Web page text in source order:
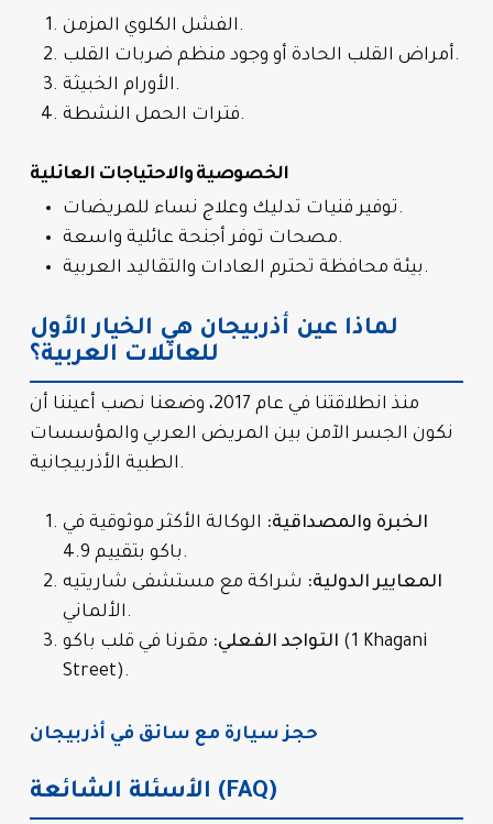
الفشل الكلوي المزمن.
أمراض القلب الحادة أو وجود منظم ضربات القلب.
الأورام الخبيثة.
فترات الحمل النشطة.
الخصوصية والاحتياجات العائلية
توفير فنيات تدليك وعلاج نساء للمريضات.
مصحات توفر أجنحة عائلية واسعة.
بيئة محافظة تحترم العادات والتقاليد العربية.
لماذا عين أذربيجان هي الخيار الأول
للعائلات العربية؟
منذ انطلاقتنا في عام 2017، وضعنا نصب أعيننا أن
نكون الجسر الآمن بين المريض العربي والمؤسسات
الطبية الأذربيجانية.
الخبرة والمصداقية: الوكالة الأكثر موثوقية في
باكو بتقييم 4.9.
المعايير الدولية: شراكة مع مستشفى شاريتيه
الألماني.
التواجد الفعلي: مقرنا في قلب باكو (1 Khagani
Street).
حجز سيارة مع سائق في أذربيجان
الأسئلة الشائعة (FAQ)